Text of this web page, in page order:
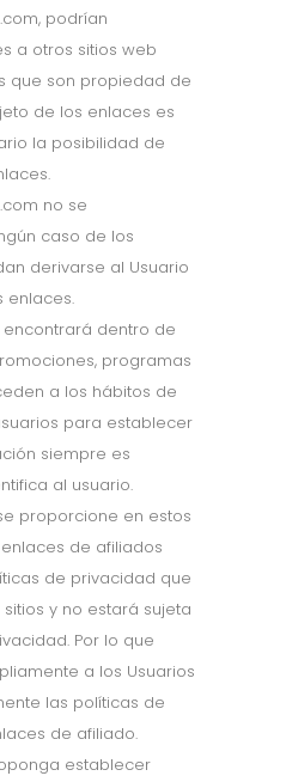
podrían
a otros sitios web
que son propiedad de
de los enlaces es
la posibilidad de
no se
caso de los
derivarse al Usuario
enlaces.
encontrará dentro de
programas
a los hábitos de
para establecer
siempre es
al usuario.
proporcione en estos
de afiliados
de privacidad que
y no estará sujeta
Por lo que
a los Usuarios
las políticas de
de afiliado.
establecer